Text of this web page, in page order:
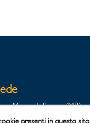
Monza 1, Sovico (MB)
- Italiapresenti in questo sito